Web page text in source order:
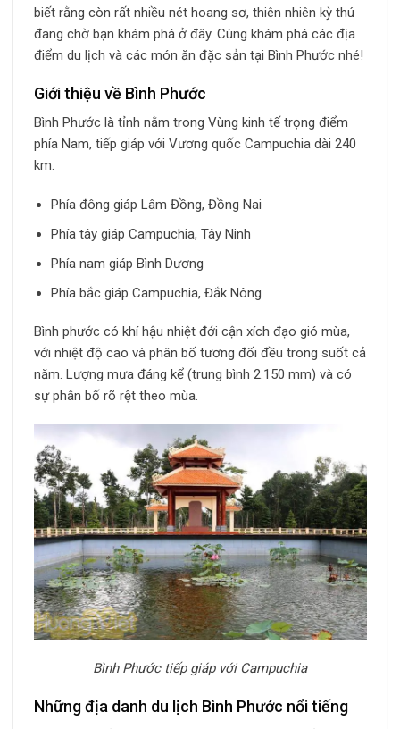
biết rằng còn rất nhiều nét hoang sơ, thiên nhiên kỳ thú
đang chờ bạn khám phá ở đây. Cùng khám phá các địa
điểm du lịch và các món ăn đặc sản tại Bình Phước nhé!
Giới thiệu về Bình Phước
Bình Phước là tỉnh nằm trong Vùng kinh tế trọng điểm
phía Nam, tiếp giáp với Vương quốc Campuchia dài 240
km.
Phía đông giáp Lâm Đồng, Đồng Nai
Phía tây giáp Campuchia, Tây Ninh
Phía nam giáp Bình Dương
Phía bắc giáp Campuchia, Đắk Nông
Bình phước có khí hậu nhiệt đới cận xích đạo gió mùa,
với nhiệt độ cao và phân bố tương đối đều trong suốt cả
năm. Lượng mưa đáng kể (trung bình 2.150 mm) và có
sự phân bố rõ rệt theo mùa.
Bình Phước tiếp giáp với Campuchia
Những địa danh du lịch Bình Phước nổi tiếng